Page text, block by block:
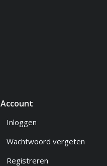
Account
Inloggen
Wachtwoord vergeten
Registreren